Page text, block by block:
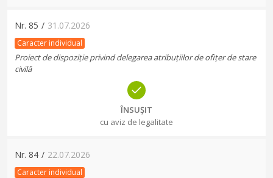
Nr. 85 / 31.07.2026
Caracter individual
Proiect de dispoziție privind delegarea atribuțiilor de ofițer de stare
civilă
ÎNSUȘIT
cu aviz de legalitate
Nr. 84 / 22.07.2026
Caracter individual